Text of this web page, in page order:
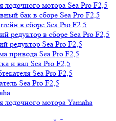
лодочного мотора Sea Pro F2,5
бак в сборе Sea Pro F2,5
в сборе Sea Pro F2,5
редуктор в сборе Sea Pro F2,5
редуктор Sea Pro F2,5
привода Sea Pro F2,5
и вал Sea Pro F2,5
Sea Pro F2,5
Sea Pro F2,5
лодочного мотора Yamaha